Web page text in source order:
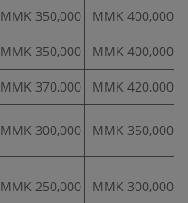
MMK 350,000 MMK 400,000
MMK 350,000 MMK 400,000
MMK 370,000 MMK 420,000
MMK 300,000 MMK 350,000
MMK 250,000 MMK 300,000